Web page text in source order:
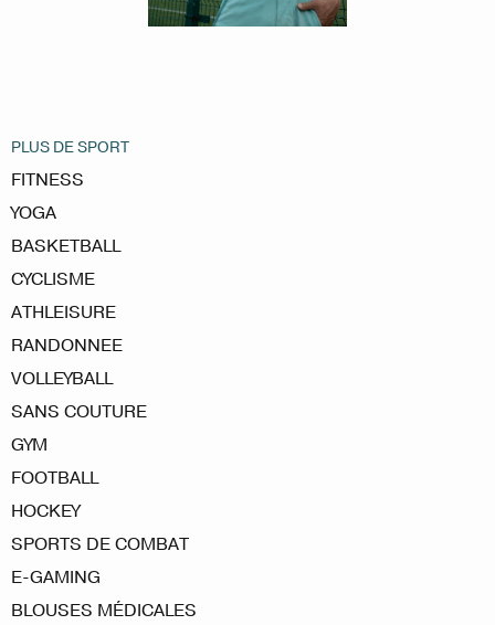
PLUS DE SPORT
FITNESS
YOGA
BASKETBALL
CYCLISME
ATHLEISURE
RANDONNEE
VOLLEYBALL
SANS COUTURE
GYM
FOOTBALL
HOCKEY
SPORTS DE COMBAT
E-GAMING
BLOUSES MÉDICALES